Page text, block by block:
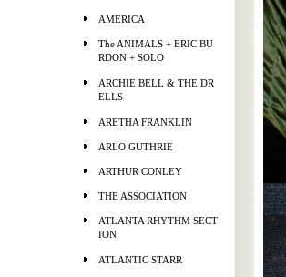
AMERICA
The ANIMALS + ERIC BU
RDON + SOLO
ARCHIE BELL & THE DR
ELLS
ARETHA FRANKLIN
ARLO GUTHRIE
ARTHUR CONLEY
THE ASSOCIATION
ATLANTA RHYTHM SECT
ION
ATLANTIC STARR